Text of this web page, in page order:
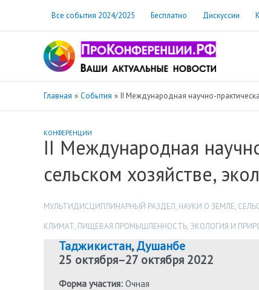
содержимому
Все события 2024/2025 Бесплатно Дискуссии
Главная События II Международная научно-
КОНФЕРЕНЦИИ
II Международная
сельском хозяйстве,
МУЛЬТИДИСЦИПЛИНАРНЫЙ РАЗДЕЛ, НАУКИ О ЗЕМЛЕ,
КЛИМАТ, ПИЩЕВАЯ ПРОМЫШЛЕННОСТЬ, ЭКОЛОГИЯ И
Таджикистан,Душанбе
25 октября–27 октября 2022
Форма участия: Очная